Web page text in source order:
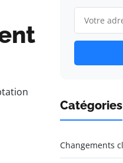
Catégories
Changements